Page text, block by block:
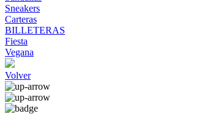
Sneakers
Carteras
BILLETERAS
Fiesta
Vegana
Volver